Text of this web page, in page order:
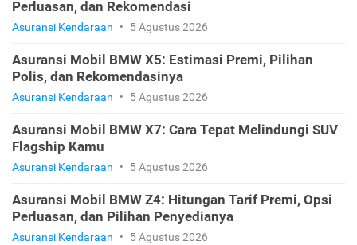
Perluasan, dan Rekomendasi
Asuransi Kendaraan • 5 Agustus 2026
Asuransi Mobil BMW X5: Estimasi Premi, Pilihan
Polis, dan Rekomendasinya
Asuransi Kendaraan • 5 Agustus 2026
Asuransi Mobil BMW X7: Cara Tepat Melindungi SUV
Flagship Kamu
Asuransi Kendaraan • 5 Agustus 2026
Asuransi Mobil BMW Z4: Hitungan Tarif Premi, Opsi
Perluasan, dan Pilihan Penyedianya
Asuransi Kendaraan • 5 Agustus 2026